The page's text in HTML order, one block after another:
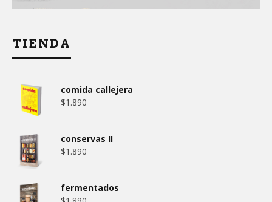
TIENDA
comida callejera
$1.890
conservas II
$1.890
fermentados